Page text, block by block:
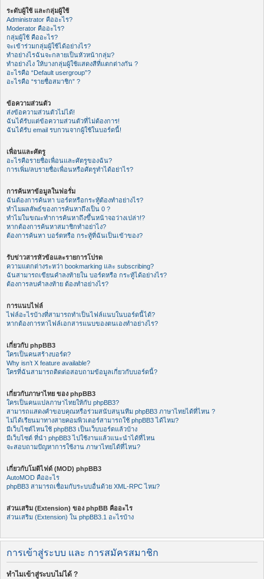
ระดับผู้ใช้ และกลุ่มผู้ใช้
Administrator คืออะไร?
Moderator คืออะไร?
กลุ่มผู้ใช้ คืออะไร?
จะเข้าร่วมกลุ่มผู้ใช้ได้อย่างไร?
ทำอย่างไรฉันจะกลายเป็นหัวหน้ากลุ่ม?
ทำอย่างไง ให้บางกลุ่มผู้ใช้แสดงสีที่แตกต่างกัน ?
อะไรคือ “Default usergroup”?
อะไรคือ “รายชื่อสมาชิก” ?
ข้อความส่วนตัว
ส่งข้อความส่วนตัวไม่ได้!
ฉันได้รับแต่ข้อความส่วนตัวที่ไม่ต้องการ!
ฉันได้รับ email รบกวนจากผู้ใช้ในบอร์ดนี้!
เพื่อนและศัตรู
อะไรคือรายชื่อเพื่อนและศัตรูของฉัน?
การเพิ่ม/ลบรายชื่อเพื่อนหรือศัตรูทำได้อย่าไร?
การค้นหาข้อมูลในฟอรั่ม
ฉันต้องการค้นหา บอร์ดหรือกระทู้ต้องทำอย่างไร?
ทำไมผลลัพธ์ของการค้นหาถึงเป็น 0 ?
ทำไมในขณะทำการค้นหาถึงขึ้นหน้าจอว่างเปล่า!?
หากต้องการค้นหาสมาชิกทำอย่าไง?
ต้องการค้นหา บอร์ดหรือ กระทู้ที่ฉันเป็นเข้าของ?
รับข่าวสารหัวข้อและรายการโปรด
ความแตกต่างระหว่า bookmarking และ subscribing?
ฉันสามารถเขียนคำลงท้ายใน บอร์ดหรือ กระทู้ได้อย่างไร?
ต้องการลบคำลงท้าย ต้องทำอย่างไร?
การแนบไฟล์
ไฟล์อะไรบ้างที่สามารถทำเป็นไฟล์แนบในบอร์ดนี้ได้?
หากต้องการหาไฟล์เอกสารแนบของตนเองทำอย่างไร?
เกี่ยวกับ phpBB3
ใครเป็นคนสร้างบอร์ด?
Why isn’t X feature available?
ใครที่ฉันสามารถติดต่อสอบถามข้อมูลเกี่ยวกับบอร์ดนี้?
เกี่ยวกับภาษาไทย ของ phpBB3
ใครเป็นคนแปลภาษาไทยให้กับ phpBB3?
สามารถแสดงคำขอบคุณหรือร่วมสนับสนุนทีม phpBB3 ภาษาไทยได้ที่ไหน ?
ไม่ได้เรียนมาทางสายคอมพิวเตอร์สามารถใช้ phpBB3 ได้ไหม?
มีเว็บไซต์ไหนใช้ phpBB3 เป็นเว็บบอร์ดแล้วบ้าง
มีเว็บไซต์ ที่นำ phpBB3 ไปใช้งานแล้วแนะนำได้ที่ไหน
จะสอบถามปัญหาการใช้งาน ภาษาไทยได้ที่ไหน?
เกี่ยวกับโมดิไฟด์ (MOD) phpBB3
AutoMOD คืออะไร
phpBB3 สามารถเชื่อมกับระบบอื่นด้วย XML-RPC ไหม?
ส่วนเสริม (Extension) ของ phpBB คืออะไร
ส่วนเสริม (Extension) ใน phpBB3.1 อะไรบ้าง
การเข้าสู่ระบบ และ การสมัครสมาชิก
ทำไมเข้าสู่ระบบไม่ได้ ?